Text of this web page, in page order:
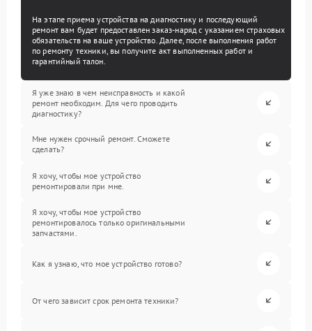
На этапе приема устройства на диагностику и последующий
ремонт вам будет предоставлен заказ-наряд с указанием страховых
обязательств на ваше устройство. Далее, после выполнения работ
по ремонту техники, вы получите акт выполненных работ и
гарантийный талон.
Я уже знаю в чем неисправность и какой
ремонт необходим. Для чего проводить
диагностику?
Мне нужен срочный ремонт. Сможете
сделать?
Я хочу, чтобы мое устройство
ремонтировали при мне.
Я хочу, чтобы мое устройство
ремонтировалось только оригинальными
запчастями.
Как я узнаю, что мое устройство готово?
От чего зависит срок ремонта техники?